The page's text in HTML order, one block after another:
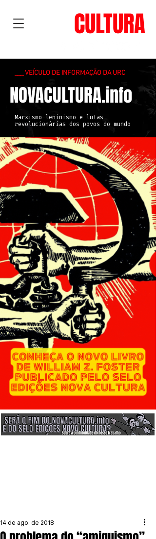
CULTURA
___ VEÍCULO DE INFORMAÇÃO DA URC
NOVACULTURA.info
Marxismo-leninismo e lutas
revolucionárias dos povos do mundo
14 de ago. de 2018